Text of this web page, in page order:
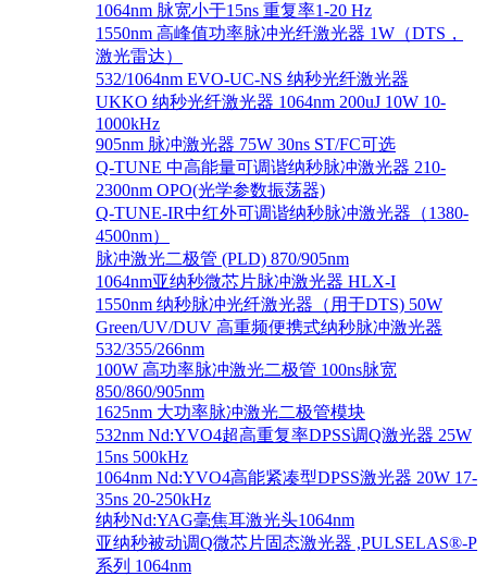
1064nm 脉宽小于15ns 重复率1-20 Hz
1550nm 高峰值功率脉冲光纤激光器 1W（DTS，
激光雷达）
532/1064nm EVO-UC-NS 纳秒光纤激光器
UKKO 纳秒光纤激光器 1064nm 200uJ 10W 10-
1000kHz
905nm 脉冲激光器 75W 30ns ST/FC可选
Q-TUNE 中高能量可调谐纳秒脉冲激光器 210-
2300nm OPO(光学参数振荡器)
Q-TUNE-IR中红外可调谐纳秒脉冲激光器（1380-
4500nm）
脉冲激光二极管 (PLD) 870/905nm
1064nm亚纳秒微芯片脉冲激光器 HLX-I
1550nm 纳秒脉冲光纤激光器（用于DTS) 50W
Green/UV/DUV 高重频便携式纳秒脉冲激光器
532/355/266nm
100W 高功率脉冲激光二极管 100ns脉宽
850/860/905nm
1625nm 大功率脉冲激光二极管模块
532nm Nd:YVO4超高重复率DPSS调Q激光器 25W
15ns 500kHz
1064nm Nd:YVO4高能紧凑型DPSS激光器 20W 17-
35ns 20-250kHz
纳秒Nd:YAG毫焦耳激光头1064nm
亚纳秒被动调Q微芯片固态激光器 ,PULSELAS®-P
系列 1064nm